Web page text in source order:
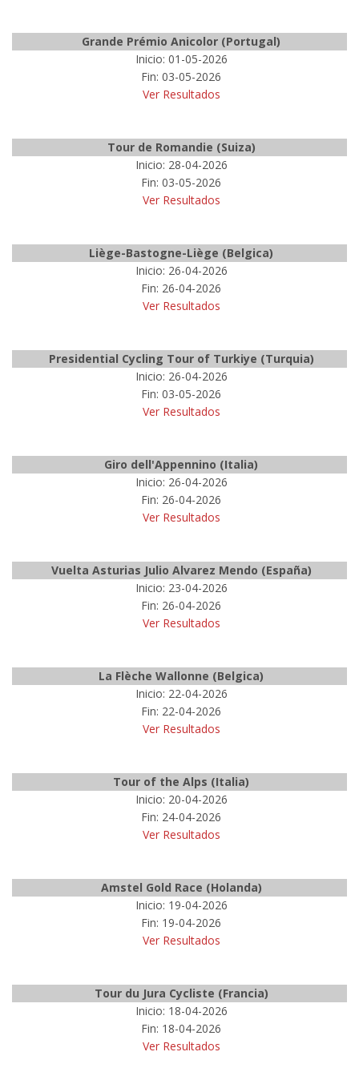
Grande Prémio Anicolor (Portugal)
Inicio: 01-05-2026
Fin: 03-05-2026
Ver Resultados
Tour de Romandie (Suiza)
Inicio: 28-04-2026
Fin: 03-05-2026
Ver Resultados
Liège-Bastogne-Liège (Belgica)
Inicio: 26-04-2026
Fin: 26-04-2026
Ver Resultados
Presidential Cycling Tour of Turkiye (Turquia)
Inicio: 26-04-2026
Fin: 03-05-2026
Ver Resultados
Giro dell'Appennino (Italia)
Inicio: 26-04-2026
Fin: 26-04-2026
Ver Resultados
Vuelta Asturias Julio Alvarez Mendo (España)
Inicio: 23-04-2026
Fin: 26-04-2026
Ver Resultados
La Flèche Wallonne (Belgica)
Inicio: 22-04-2026
Fin: 22-04-2026
Ver Resultados
Tour of the Alps (Italia)
Inicio: 20-04-2026
Fin: 24-04-2026
Ver Resultados
Amstel Gold Race (Holanda)
Inicio: 19-04-2026
Fin: 19-04-2026
Ver Resultados
Tour du Jura Cycliste (Francia)
Inicio: 18-04-2026
Fin: 18-04-2026
Ver Resultados